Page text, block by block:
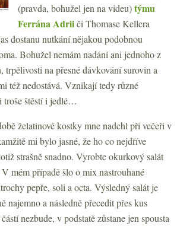
(pravda, bohužel jen na videu)týmu
Ferrána Adriiči Thomase Kellera
dostanu nutkání nějakou podobnou
Bohužel nemám nadání ani jednoho z
trpělivosti na přesné dávkování surovin a
též nedostává. Vznikají tedy různé
troše štěstí i jedlé…
želatinové kostky mne nadchl při večeři v
mi bylo jasné, že ho co nejdříve
strašně snadno. Vyrobte okurkový salát
mém případě šlo o mix nastrouhané
pepře, soli a octa. Výsledný salát je
najemno a následně přecedit přes kus
nezbude, v podstatě zůstane jen spousta